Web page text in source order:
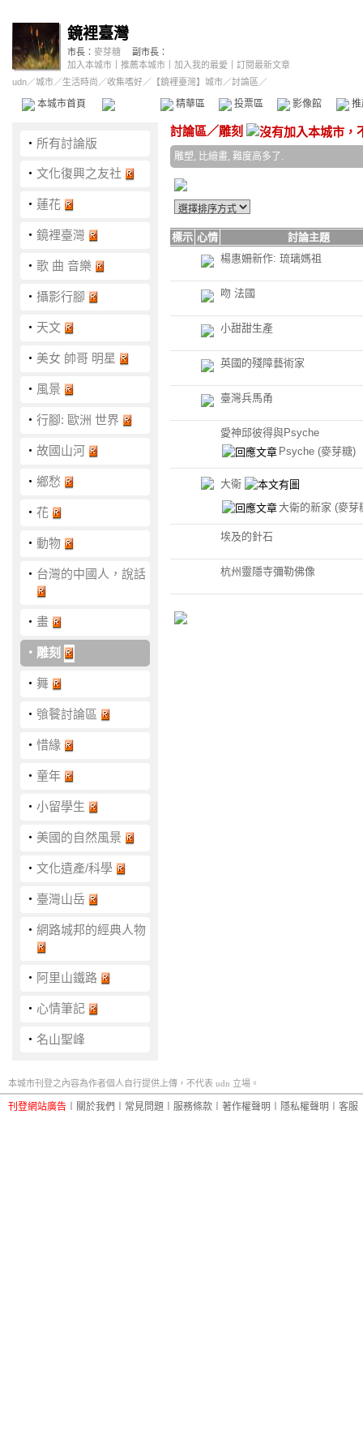
鏡裡臺灣
市長： 麥芽糖
副市長：
加入本城市
推薦本城市 加入我的最愛
訂閱最新文章
udn／城市／生活時尚 ／收集嗜好／ 【鏡裡臺灣】城市／討論區／
本城市首頁 精華區 投票區 影像館
‧ 所有討論版
‧ 文化復興之友社
‧ 蓮花
‧ 鏡裡臺灣
‧ 歌 曲 音樂
‧ 攝影行腳
‧ 天文
‧ 美女 帥哥 明星
‧ 風景
‧ 行腳: 歐洲 世界
‧ 故國山河
‧ 鄉愁
‧ 花
‧ 動物
‧ 台灣的中國人，說話
‧ 畫
‧ 雕刻
‧ 舞
‧ 飸餮討論區
‧ 惜緣
‧ 童年
‧ 小留學生
‧ 美國的自然風景
‧ 文化遺產/科學
‧ 臺灣山岳
‧ 網路城邦的經典人物
‧ 阿里山鐵路
‧ 心情筆記
‧ 名山聖峰
討論區／雕刻
雕塑, 比繪畫, 難度高多了.
標示 心情
討論主題
楊惠姍新作: 琉璃媽祖
吻 法國
小甜甜生產
英國的殘障藝術家
臺灣兵馬甬
愛神邱彼得與Psyche
Psyche (麥芽糖)
大衛
大衛的新家 (麥芽
埃及的針石
杭州靈隱寺彌勒佛像
本城市刊登之內容為作者個人自行提供上傳，不代表 udn 立場。
刊登網站廣告 關於我們 常見問題 服務條款 著作權聲明 隱私權聲明 客服